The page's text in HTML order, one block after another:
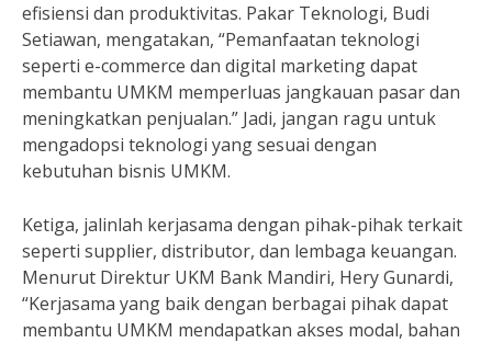
efisiensi dan produktivitas. Pakar Teknologi, Budi
Setiawan, mengatakan, “Pemanfaatan teknologi
seperti e-commerce dan digital marketing dapat
membantu UMKM memperluas jangkauan pasar dan
meningkatkan penjualan.” Jadi, jangan ragu untuk
mengadopsi teknologi yang sesuai dengan
kebutuhan bisnis UMKM.
Ketiga, jalinlah kerjasama dengan pihak-pihak terkait
seperti supplier, distributor, dan lembaga keuangan.
Menurut Direktur UKM Bank Mandiri, Hery Gunardi,
“Kerjasama yang baik dengan berbagai pihak dapat
membantu UMKM mendapatkan akses modal, bahan